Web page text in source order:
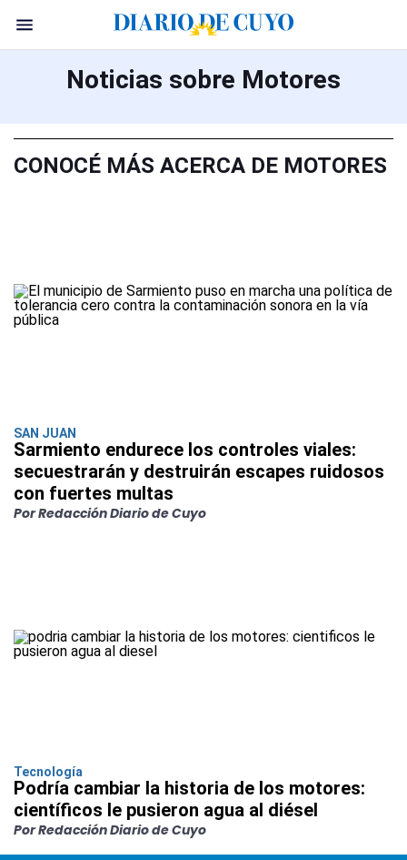
Noticias sobre Motores
CONOCÉ MÁS ACERCA DE MOTORES
SAN JUAN
Sarmiento endurece los controles viales:
secuestrarán y destruirán escapes ruidosos
con fuertes multas
Por Redacción Diario de Cuyo
Tecnología
Podría cambiar la historia de los motores:
científicos le pusieron agua al diésel
Por Redacción Diario de Cuyo